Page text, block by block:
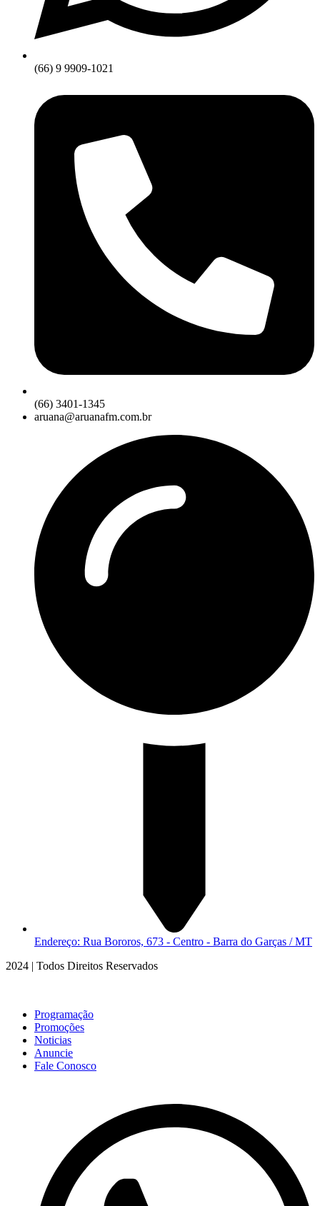
(66) 9 9909-1021
(66) 3401-1345
aruana@aruanafm.com.br
Endereço: Rua Bororos, 673 - Centro - Barra do Garças / MT
2024 | Todos Direitos Reservados
Programação
Promoções
Noticias
Anuncie
Fale Conosco